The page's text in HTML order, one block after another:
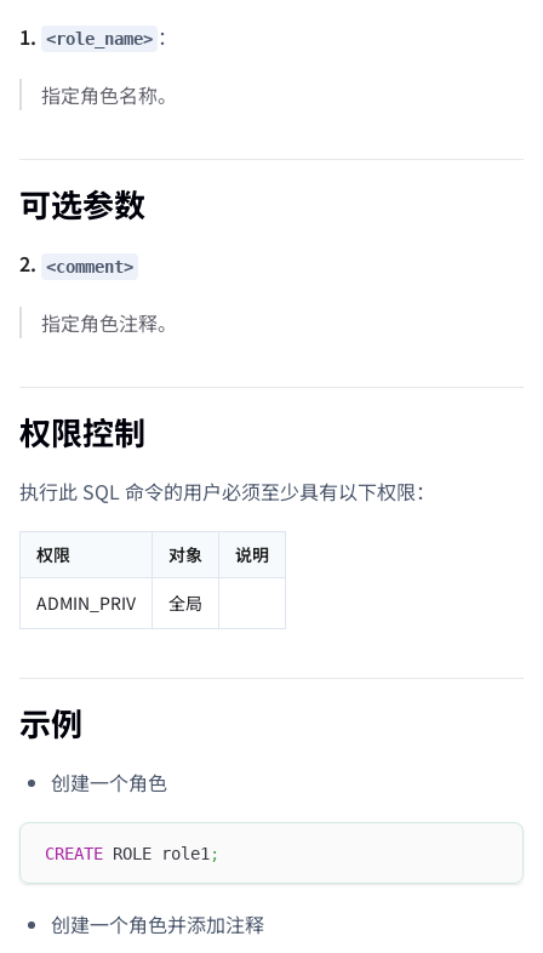
1. <role_name> ：
指定角色名称。
可选参数
2. <comment>
指定角色注释。
权限控制
执行此 SQL 命令的用户必须至少具有以下权限：
权限 对象
说明
ADMIN_PRIV
全局
示例
创建一个角色
CREATE ROLE role1 ;
创建一个角色并添加注释